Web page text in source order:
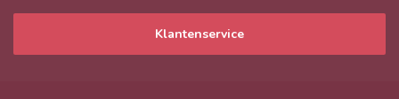
Klantenservice